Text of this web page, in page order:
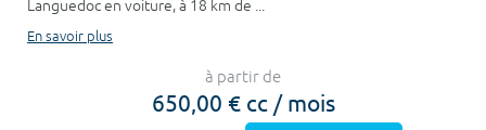
Languedoc en voiture, à 18 km de ...
En savoir plus
à partir de
650,00 € cc / mois